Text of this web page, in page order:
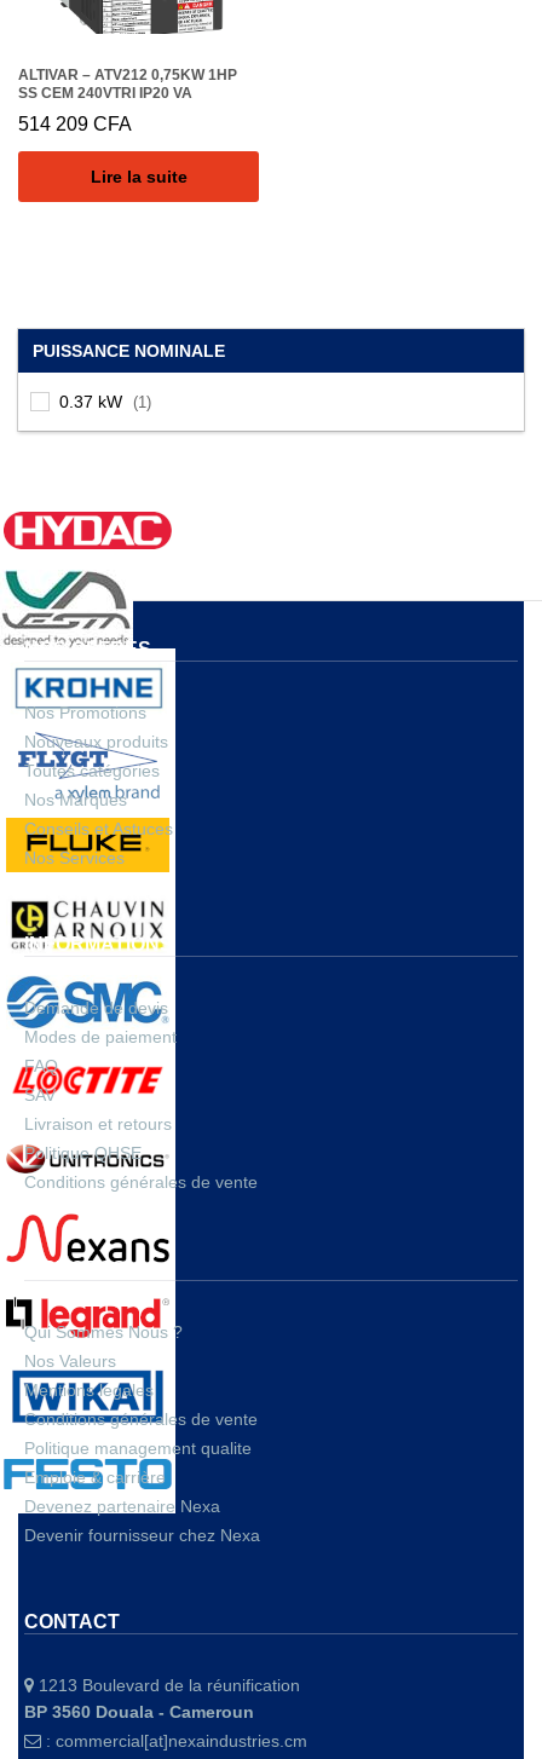
ALTIVAR – ATV212 0,75KW 1HP
SS CEM 240VTRI IP20 VA
514 209 CFA
Lire la suite
PUISSANCE NOMINALE
0.37 kW (1)
NOS OFFRES
Nos Promotions
Nouveaux produits
Toutes catégories
Nos Marques
Conseils et Astuces
Nos Services
INFORMATIONS
Demande de devis
Modes de paiement
FAQ
SAV
Livraison et retours
Politique QHSE
Conditions générales de vente
A PROPOS
Qui Sommes Nous ?
Nos Valeurs
Mentions legales
Conditions générales de vente
Politique management qualite
Emploie & carrière
Devenez partenaire Nexa
Devenir fournisseur chez Nexa
CONTACT
1213 Boulevard de la réunification
BP 3560 Douala - Cameroun
: commercial[at]nexaindustries.cm